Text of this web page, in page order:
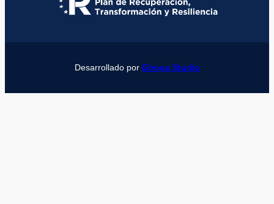
Desarrollado por Girona Studio